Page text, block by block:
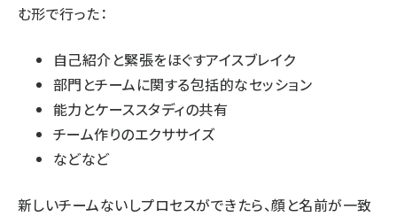
む形で行った：
自己紹介と緊張をほぐすアイスブレイク
部門とチームに関する包括的なセッション
能力とケーススタディの共有
チーム作りのエクササイズ
などなど
新しいチームないしプロセスができたら、顔と名前が一致